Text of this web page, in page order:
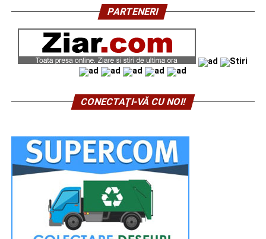
PARTENERI
CONECTAŢI-VĂ CU NOI!